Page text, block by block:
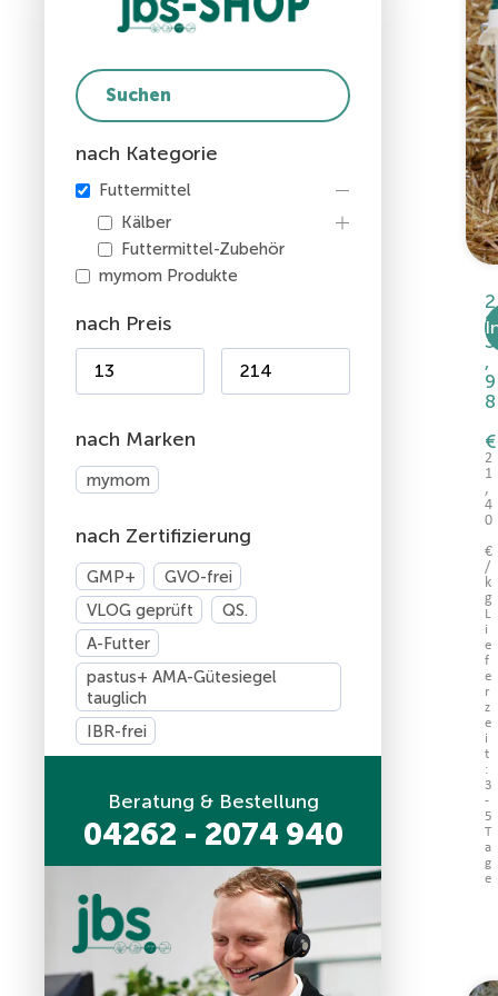
nach Kategorie
Futtermittel
Kälber
Futtermittel-Zubehör
mymom Produkte
nach Preis
nach Marken
mymom
nach Zertifizierung
GMP+
GVO-frei
VLOG geprüft
QS.
A-Futter
pastus+ AMA-Gütesiegel
tauglich
IBR-frei
Beratung & Bestellung
04262 - 2074 940
2
1
3
,
9
8
€
2
1
,
4
0
€
/
k
g
L
i
e
f
e
r
z
e
i
t
:
3
-
5
T
a
g
e